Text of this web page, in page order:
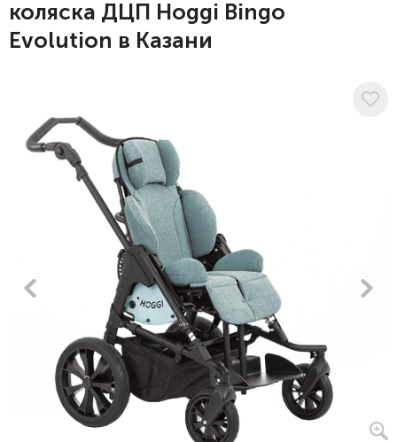
коляска ДЦП Hoggi Bingo
Evolution в Казани